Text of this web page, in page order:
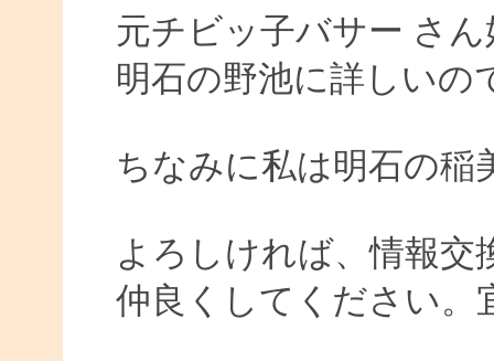
元チビッ子バサー さ
明石の野池に詳しいの
ちなみに私は明石の稲
よろしければ、情報交
仲良くしてください。